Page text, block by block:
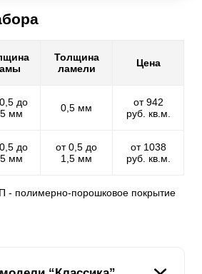
Толщина
ламели
Цена
до
мм
0,5 мм
от 942
руб. кв.м.
до
мм
от 0,5 до
1,5 мм
от 1038
руб. кв.м.
- полимерно-порошковое покрытие